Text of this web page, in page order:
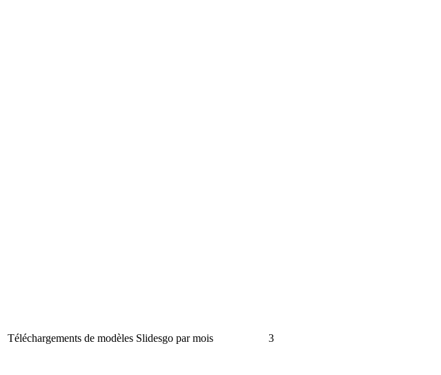
Téléchargements de modèles Slidesgo par mois 3